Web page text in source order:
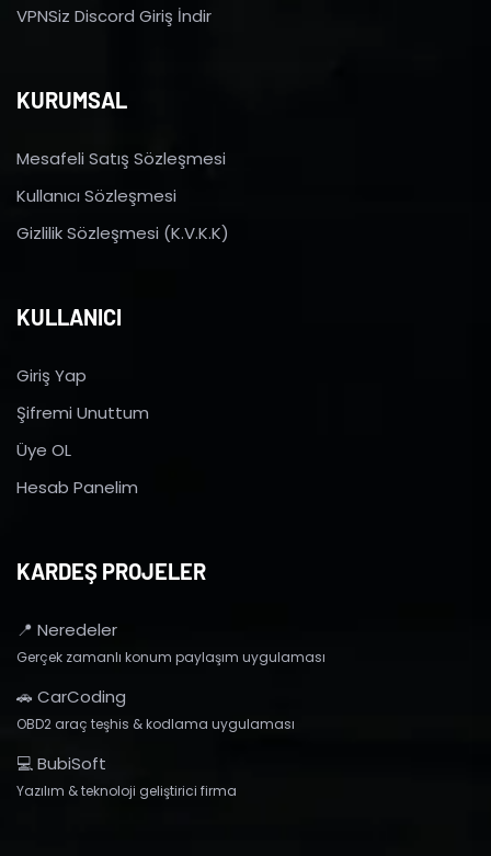
VPNSiz Discord Giriş İndir
KURUMSAL
Mesafeli Satış Sözleşmesi
Kullanıcı Sözleşmesi
Gizlilik Sözleşmesi (K.V.K.K)
KULLANICI
Giriş Yap
Şifremi Unuttum
Üye OL
Hesab Panelim
KARDEŞ PROJELER
📍 Neredeler
Gerçek zamanlı konum paylaşım uygulaması
🚗 CarCoding
OBD2 araç teşhis & kodlama uygulaması
💻 BubiSoft
Yazılım & teknoloji geliştirici firma